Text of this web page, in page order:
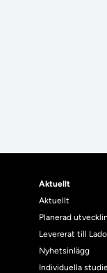
Aktuellt
Aktuellt
Planerad
Levererat till
Nyhetsinlägg
Individuella